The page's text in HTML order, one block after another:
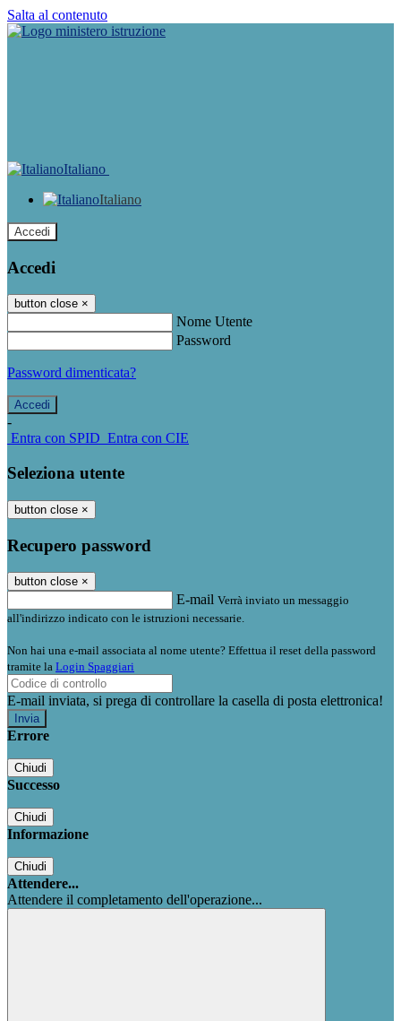
Salta al contenuto
Italiano
Italiano
Accedi
Accedi
button close ×
Nome Utente
Password
Password dimenticata?
-
Entra con SPID Entra con CIE
Seleziona utente
button close ×
Recupero password
button close ×
E-mail Verrà inviato un messaggio
all'indirizzo indicato con le istruzioni necessarie.
Non hai una e-mail associata al nome utente? Effettua il reset della password
tramite la Login Spaggiari
E-mail inviata, si prega di controllare la casella di posta elettronica!
Errore
Chiudi
Successo
Chiudi
Informazione
Chiudi
Attendere...
Attendere il completamento dell'operazione...